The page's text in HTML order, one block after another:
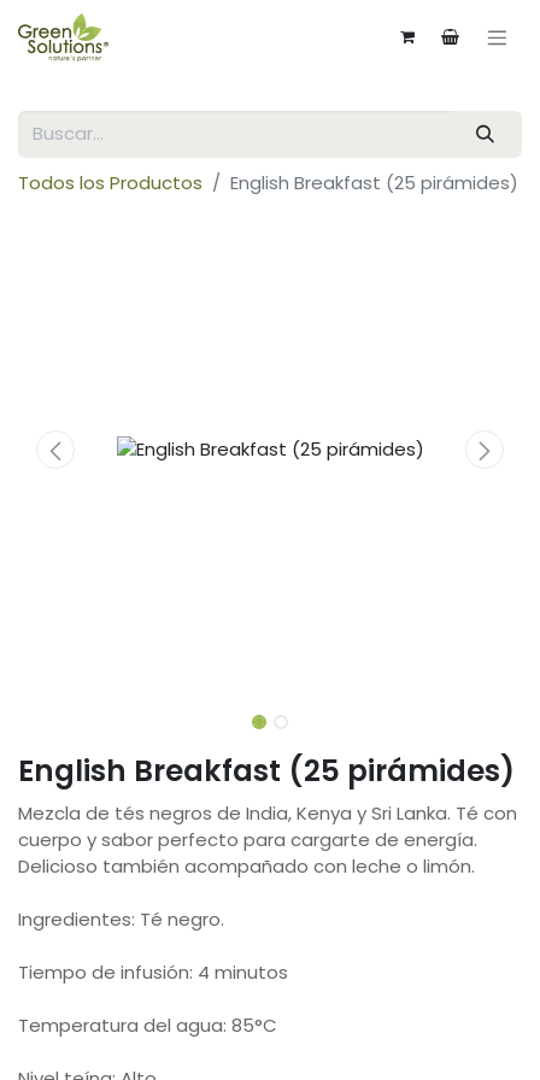
Todos los Productos English Breakfast (25 pirámides)
English Breakfast (25 pirámides)
Mezcla de tés negros de India, Kenya y Sri Lanka. Té con
cuerpo y sabor perfecto para cargarte de energía.
Delicioso también acompañado con leche o limón.
Ingredientes: Té negro.
Tiempo de infusión: 4 minutos
Temperatura del agua: 85°C